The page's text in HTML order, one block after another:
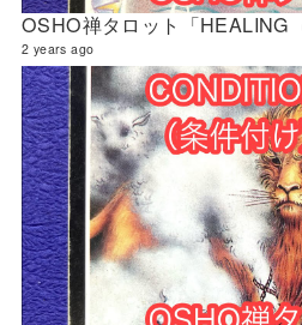
2 years ago